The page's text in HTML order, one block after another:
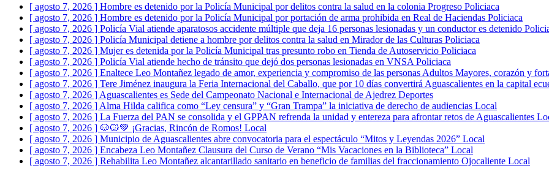
[ agosto 7, 2026 ] Hombre es detenido por la Policía Municipal por delitos contra la salud en la colonia Progreso Policiaca
[ agosto 7, 2026 ] Hombre es detenido por la Policía Municipal por portación de arma prohibida en Real de Haciendas Policiaca
[ agosto 7, 2026 ] Policía Vial atiende aparatosos accidente múltiple que deja 16 personas lesionadas y un conductor es detenido
[ agosto 7, 2026 ] Policía Municipal detiene a hombre por delitos contra la salud en Mirador de las Culturas Policiaca
[ agosto 7, 2026 ] Mujer es detenida por la Policía Municipal tras presunto robo en Tienda de Autoservicio Policiaca
[ agosto 7, 2026 ] Policía Vial atiende hecho de tránsito que dejó dos personas lesionadas en VNSA Policiaca
[ agosto 7, 2026 ] Enaltece Leo Montañez legado de amor, experiencia y compromiso de las personas Adultos Mayores, corazón y
[ agosto 7, 2026 ] Tere Jiménez inaugura la Feria Internacional del Caballo, que por 10 días convertirá Aguascalientes en la capital
[ agosto 7, 2026 ] Aguascalientes es Sede del Campeonato Nacional e Internacional de Ajedrez Deportes
[ agosto 7, 2026 ] Alma Hilda califica como “Ley censura” y “Gran Trampa” la iniciativa de derecho de audiencias Local
[ agosto 7, 2026 ] La Fuerza del PAN se consolida y el GPPAN refrenda la unidad y entereza para afrontar retos de Aguascalientes
[ agosto 7, 2026 ] 🐶🐱💚 ¡Gracias, Rincón de Romos! Local
[ agosto 7, 2026 ] Municipio de Aguascalientes abre convocatoria para el espectáculo “Mitos y Leyendas 2026” Local
[ agosto 7, 2026 ] Encabeza Leo Montañez Clausura del Curso de Verano “Mis Vacaciones en la Biblioteca” Local
[ agosto 7, 2026 ] Rehabilita Leo Montañez alcantarillado sanitario en beneficio de familias del fraccionamiento Ojocaliente Local